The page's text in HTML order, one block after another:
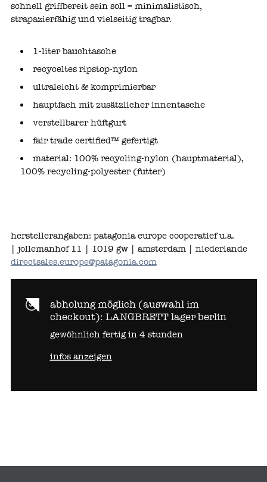
schnell griffbereit sein soll – minimalistisch,
strapazierfähig und vielseitig tragbar.
1‑liter bauchtasche
recyceltes ripstop‑nylon
ultraleicht & komprimierbar
hauptfach mit zusätzlicher innentasche
verstellbarer hüftgurt
fair trade certified™ gefertigt
material: 100% recycling‑nylon (hauptmaterial),
100% recycling‑polyester (futter)
herstellerangaben: patagonia europe cooperatief u.a.
| jollemanhof 11 | 1019 gw | amsterdam | niederlande
directsales.europe@patagonia.com
abholung möglich (auswahl im
checkout): LANGBRETT lager berlin
gewöhnlich fertig in 4 stunden
infos anzeigen